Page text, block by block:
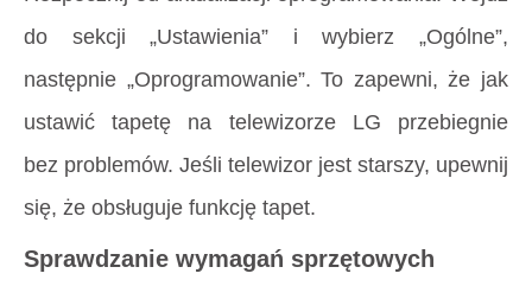
do sekcji „Ustawienia” i wybierz „Ogólne”,
następnie „Oprogramowanie”. To zapewni, że jak
ustawić tapetę na telewizorze LG przebiegnie
bez problemów. Jeśli telewizor jest starszy, upewnij
się, że obsługuje funkcję tapet.
Sprawdzanie wymagań sprzętowych